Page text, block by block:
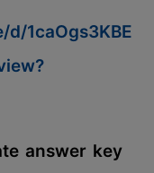
1caOgs3KBE
answer key